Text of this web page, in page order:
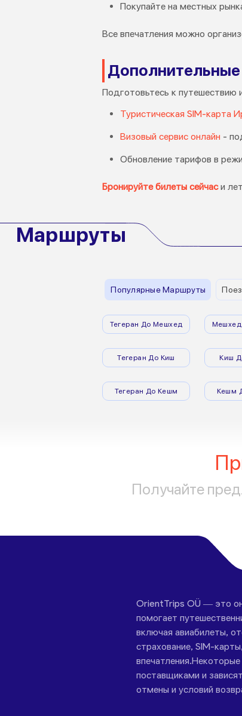
Покупайте на местных
Все впечатления можно
Дополнительные
Подготовьтесь к путешествию
Туристическая SIM-карта
Визовый сервис онлайн -
Обновление тарифов в
Бронируйте билеты сейчаси
Маршруты
Популярные Маршруты
Тегеран До Мешхед Мешхед
Тегеран До Киш Киш
Тегеран До Кешм Кешм
Получайте
OrientTrips OÜ — это
помогает
включая авиабилеты,
страхование, SIM-
поставщиками и
отмены и условий